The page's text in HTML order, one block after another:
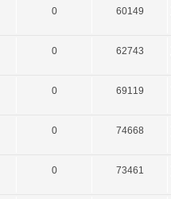
0 60149
0 62743
0 69119
0 74668
0 73461